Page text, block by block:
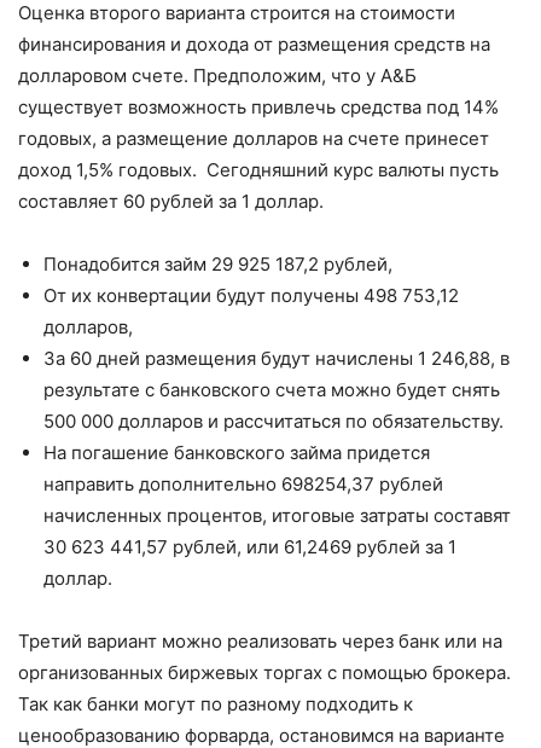
Оценка второго варианта строится на стоимости
финансирования и дохода от размещения средств на
долларовом счете. Предположим, что у А&Б
существует возможность привлечь средства под 14%
годовых, а размещение долларов на счете принесет
доход 1,5% годовых. Сегодняшний курс валюты пусть
составляет 60 рублей за 1 доллар.
Понадобится займ 29 925 187,2 рублей,
От их конвертации будут получены 498 753,12
долларов,
За 60 дней размещения будут начислены 1 246,88, в
результате с банковского счета можно будет снять
500 000 долларов и рассчитаться по обязательству.
На погашение банковского займа придется
направить дополнительно 698254,37 рублей
начисленных процентов, итоговые затраты составят
30 623 441,57 рублей, или 61,2469 рублей за 1
доллар.
Третий вариант можно реализовать через банк или на
организованных биржевых торгах с помощью брокера.
Так как банки могут по разному подходить к
ценообразованию форварда, остановимся на варианте